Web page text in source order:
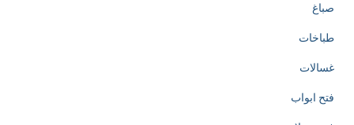
صباغ
طباخات
غسالات
فتح ابواب